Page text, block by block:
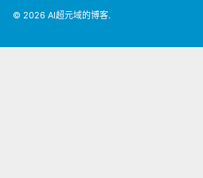
© 2026 AI超元域的博客.